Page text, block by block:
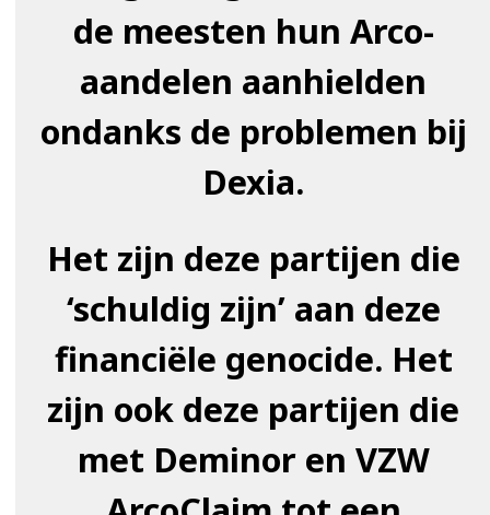
de meesten hun Arco-
aandelen aanhielden
ondanks de problemen bij
Dexia.
Het zijn deze partijen die
‘schuldig zijn’ aan deze
financiële genocide. Het
zijn ook deze partijen die
met Deminor en VZW